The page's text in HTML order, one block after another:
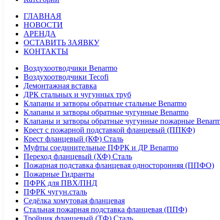
ГЛАВНАЯ
НОВОСТИ
АРЕНДА
ОСТАВИТЬ ЗАЯВКУ
КОНТАКТЫ
Воздухоотводчики Benarmo
Воздухоотводчики Tecofi
Демонтажная вставка
ДРК стальных и чугунных труб
Клапаны и затворы обратные стальные Benarmo
Клапаны и затворы обратные чугунные Benarmo
Клапаны и затворы обратные чугунные пожарные
Крест с пожарной подставкой фланцевый (ППКФ)
Крест фланцевый (КФ) Сталь
Муфты соединительные ПФРК и ДР Benarmo
Переход фланцевый (ХФ) Сталь
Пожарная подставка фланцевая односторонняя (ППФО)
Пожарные Гидранты
ПФРК для ПВХ/ПНД
ПФРК чугун.сталь
Седёлка хомутовая фланцевая
Стальная пожарная подставка фланцевая (ППФ)
Тройник фланцевый (ТФ) Сталь